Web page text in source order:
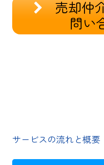
売却仲
問い
サービスの流れと概要